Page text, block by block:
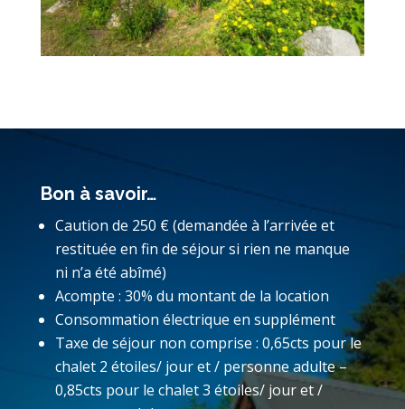
Bon à savoir…
Caution de 250 € (demandée à l’arrivée et
restituée en fin de séjour si rien ne manque
ni n’a été abîmé)
Acompte : 30% du montant de la location
Consommation électrique en supplément
Taxe de séjour non comprise : 0,65cts pour le
chalet 2 étoiles/ jour et / personne adulte –
0,85cts pour le chalet 3 étoiles/ jour et /